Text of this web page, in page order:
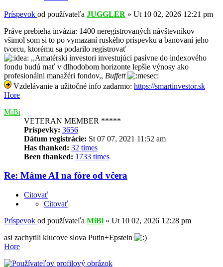
Príspevok od používateľa JUGGLER » Ut 10 02, 2026 12:21 pm
Práve prebieha invázia: 1400 neregistrovaných návštevníkov
všimol som si to po vymazaní ruského príspevku a banovaní jeho
tvorcu, ktorému sa podarilo registrovať
,,Amatérski investori investujúci pasívne do indexového
fondu budú mať v dlhodobom horizonte lepšie výnosy ako
profesionálni manažéri fondov,, Buffett
Vzdelávanie a užitočné info zadarmo: https://smartinvestor.sk
Hore
MiBi
VETERAN MEMBER *****
Príspevky: 3656
Dátum registrácie: St 07 07, 2021 11:52 am
Has thanked: 32 times
Been thanked: 1733 times
Re: Máme AI na fóre od včera
Citovať
Citovať
Príspevok od používateľa MiBi » Ut 10 02, 2026 12:28 pm
asi zachytili klucove slova Putin+Epstein
Hore